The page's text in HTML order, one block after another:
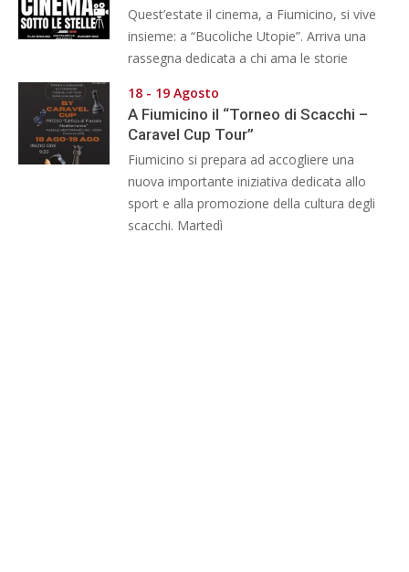
Quest’estate il cinema, a Fiumicino, si vive
insieme: a “Bucoliche Utopie”. Arriva una
rassegna dedicata a chi ama le storie
18 - 19 Agosto
A Fiumicino il “Torneo di Scacchi –
Caravel Cup Tour”
Fiumicino si prepara ad accogliere una
nuova importante iniziativa dedicata allo
sport e alla promozione della cultura degli
scacchi. Martedì